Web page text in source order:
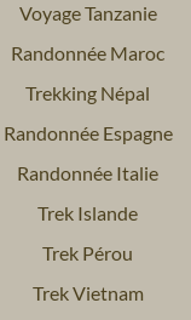
Voyage Tanzanie
Randonnée Maroc
Trekking Népal
Randonnée Espagne
Randonnée Italie
Trek Islande
Trek Pérou
Trek Vietnam